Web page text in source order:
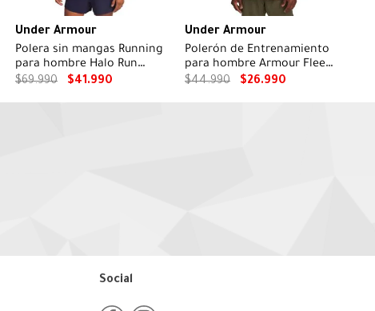
Under Armour
Polera sin mangas Running
para hombre Halo Run
amarillo
$69.990 $41.990
Under Armour
Polerón de Entrenamiento
para hombre Armour Fleece
graphic hoodie Café
$44.990 $26.990
Social